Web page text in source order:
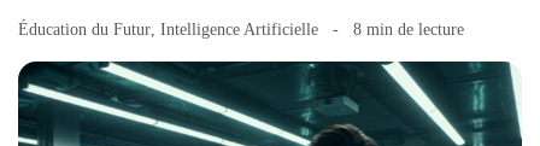
Éducation du Futur Intelligence Artificielle 8 min de lecture